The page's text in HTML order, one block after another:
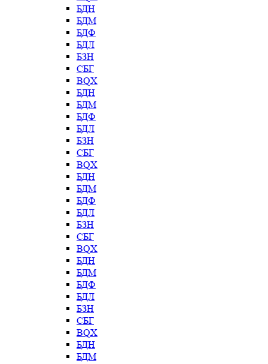
БДН
БДМ
БДФ
БДЛ
БЗН
СБГ
BQX
БДН
БДМ
БДФ
БДЛ
БЗН
СБГ
BQX
БДН
БДМ
БДФ
БДЛ
БЗН
СБГ
BQX
БДН
БДМ
БДФ
БДЛ
БЗН
СБГ
BQX
БДН
БДМ